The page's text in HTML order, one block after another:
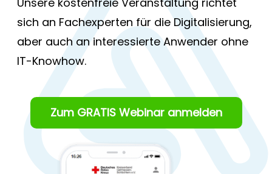
sich an Fachexperten für die Digitalisierung,
aber auch an interessierte Anwender ohne
IT-Knowhow.
Zum GRATIS Webinar anmelden